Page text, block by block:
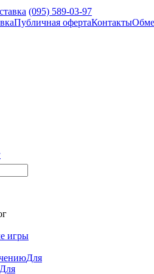
(095) 589-03-97
Публичная офертаКонтакты
игры
Для
Для